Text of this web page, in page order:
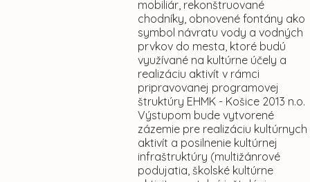
mobiliár, rekonštruované
chodníky, obnovené fontány ako
symbol návratu vody a vodných
prvkov do mesta, ktoré budú
využívané na kultúrne účely a
realizáciu aktivít v rámci
pripravovanej programovej
štruktúry EHMK - Košice 2013 n.o.
Výstupom bude vytvorené
zázemie pre realizáciu kultúrnych
aktivít a posilnenie kultúrnej
infraštruktúry (multižánrové
podujatia, školské kultúrne